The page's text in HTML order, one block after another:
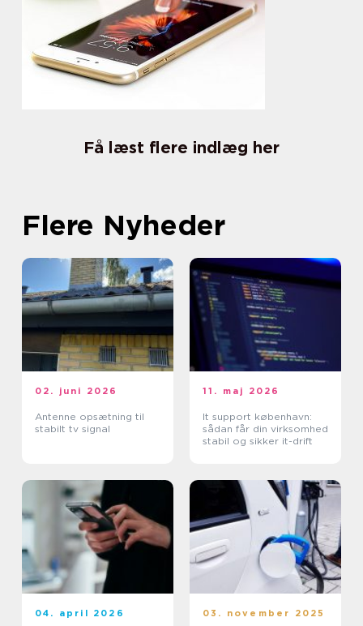
Få læst flere indlæg her
Flere Nyheder
02. juni 2026
Antenne opsætning til
stabilt tv signal
11. maj 2026
It support københavn:
sådan får din virksomhed
stabil og sikker it-drift
04. april 2026 03. november 2025